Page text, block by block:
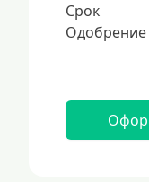
Срок
Одобрение